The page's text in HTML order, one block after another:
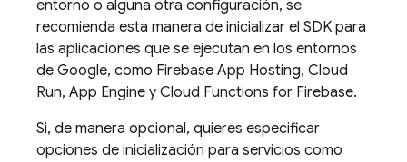
entorno o alguna otra configuración, se
recomienda esta manera de inicializar el SDK para
las aplicaciones que se ejecutan en los entornos
de Google, como Firebase App Hosting, Cloud
Run, App Engine y Cloud Functions for Firebase.
Si, de manera opcional, quieres especificar
opciones de inicialización para servicios como